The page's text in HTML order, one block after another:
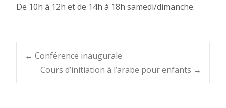
De 10h à 12h et de 14h à 18h samedi/dimanche.
Post
← Conférence inaugurale
Cours d’initiation à l’arabe pour enfants →